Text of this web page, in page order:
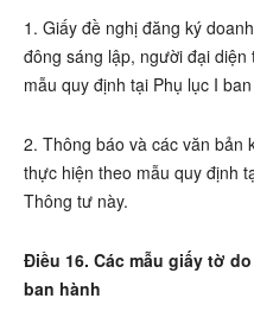
1. Giấy đề nghị đăng ký
đông sáng lập, người đại
mẫu quy định tại Phụ lục I
2. Thông báo và các văn bản
thực hiện theo mẫu quy định
Thông tư này.
Điều 16. Các mẫu giấy tờ
ban hành